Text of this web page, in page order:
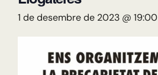
1 de desembre de 2023 @ 19:00